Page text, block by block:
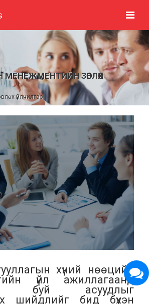
ЗӨВЛӨХ
үйлчилгээ
хүний нөөцийн
үйл ажиллагаанд
буй асуудлыг
шийдлийг бид бүхэн